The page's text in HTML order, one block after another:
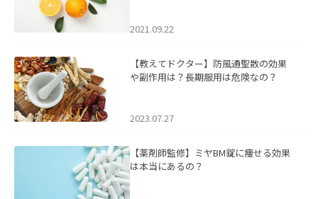
2021.09.22
【教えてドクター】防風通聖散の効果
や副作用は？長期服用は危険なの？
2023.07.27
【薬剤師監修】ミヤBM錠に痩せる効果
は本当にあるの？